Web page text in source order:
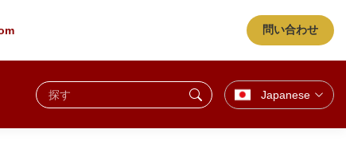
問い合わせ
Japanese